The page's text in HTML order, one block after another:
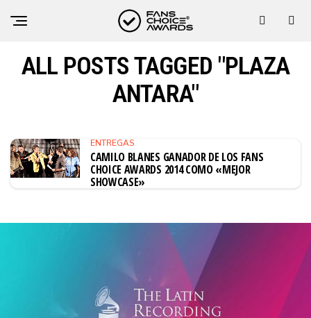
ALL POSTS TAGGED "PLAZA
ANTARA"
ENTREGAS
CAMILO BLANES GANADOR DE LOS FANS
CHOICE AWARDS 2014 COMO «MEJOR
SHOWCASE»